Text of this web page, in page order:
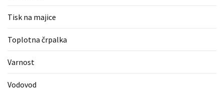
Tisk na majice
Toplotna črpalka
Varnost
Vodovod